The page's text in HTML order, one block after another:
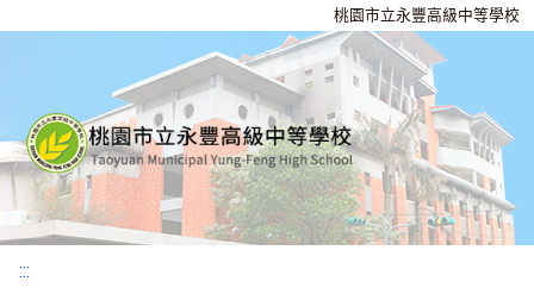
桃園市立永豐高級中等學校
:::